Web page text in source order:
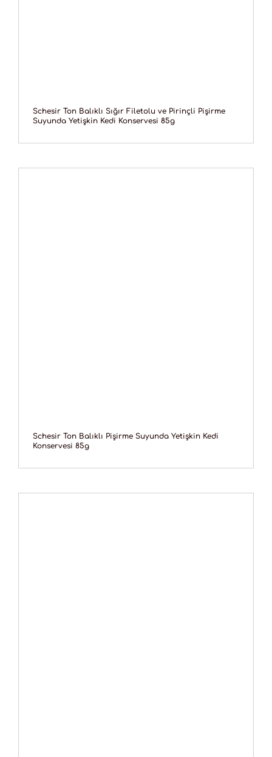
Schesir Ton Balıklı Sığır Filetolu ve Pirinçli Pişirme
Suyunda Yetişkin Kedi Konservesi 85g
Schesir Ton Balıklı Pişirme Suyunda Yetişkin Kedi
Konservesi 85g